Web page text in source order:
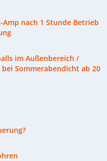
Amp nach 1 Stunde Betrieb
im Außenbereich /
Sommerabendicht ab 20